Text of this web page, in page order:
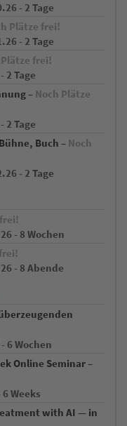
- 2 Tage
Plätze frei!
- 2 Tage
frei!
2 Tage
– Noch Plätze
2 Tage
Buch – Noch
- 2 Tage
- 8 Wochen
- 8 Abende
6 Wochen
Online Seminar –
Weeks
with AI — in